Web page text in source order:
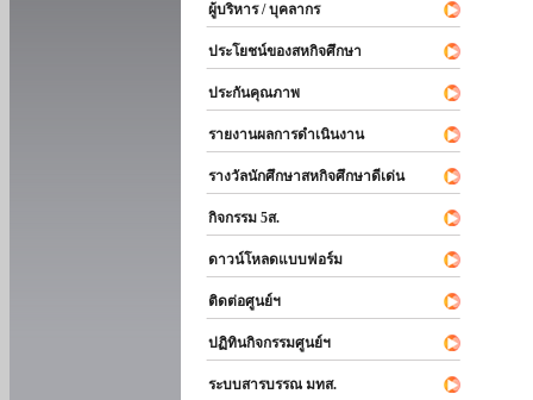
ผู้บริหาร / บุคลากร
ประโยชน์ของสหกิจศึกษา
ประกันคุณภาพ
รายงานผลการดำเนินงาน
รางวัลนักศึกษาสหกิจศึกษาดีเด่น
กิจกรรม 5ส.
ดาวน์โหลดแบบฟอร์ม
ติดต่อศูนย์ฯ
ปฏิทินกิจกรรมศูนย์ฯ
ระบบสารบรรณ มทส.